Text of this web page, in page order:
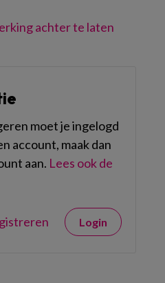
achter te laten
moet je ingelogd
account, maak dan
aan. Lees ook de
Login